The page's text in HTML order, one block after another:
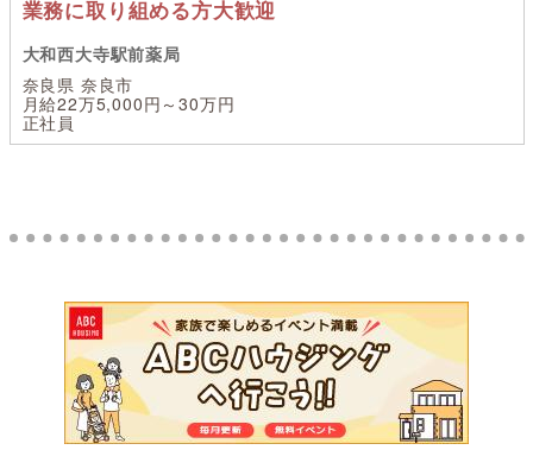
業務に取り組める方大歓迎
大和西大寺駅前薬局
奈良県 奈良市
月給22万5,000円～30万円
正社員